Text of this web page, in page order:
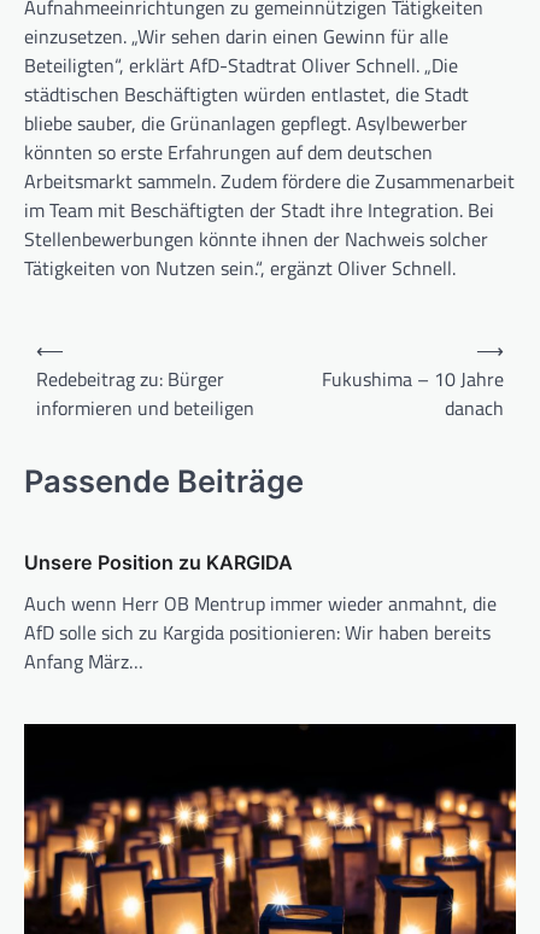
Aufnahmeeinrichtungen zu gemeinnützigen Tätigkeiten
einzusetzen. „Wir sehen darin einen Gewinn für alle
Beteiligten“, erklärt AfD-Stadtrat Oliver Schnell. „Die
städtischen Beschäftigten würden entlastet, die Stadt
bliebe sauber, die Grünanlagen gepflegt. Asylbewerber
könnten so erste Erfahrungen auf dem deutschen
Arbeitsmarkt sammeln. Zudem fördere die Zusammenarbeit
im Team mit Beschäftigten der Stadt ihre Integration. Bei
Stellenbewerbungen könnte ihnen der Nachweis solcher
Tätigkeiten von Nutzen sein.“, ergänzt Oliver Schnell.
Beitragsnavigation
⟵
Redebeitrag zu: Bürger
informieren und beteiligen
Fukushima – 10 Jahre
danach
⟶
Passende Beiträge
Unsere Position zu KARGIDA
Auch wenn Herr OB Mentrup immer wieder anmahnt, die
AfD solle sich zu Kargida positionieren: Wir haben bereits
Anfang März…